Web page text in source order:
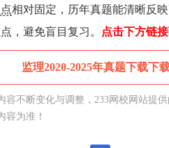
相对固定，历年真题能清晰反
，避免盲目复习。
点击下方链
监理2020-2025年真题下载下
容不断变化与调整，233网校 网站提
容为准！